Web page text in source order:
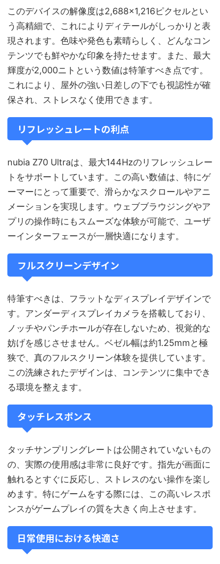
このデバイスの解像度は2,688×1,216ピクセルとい
う高精細で、これによりディテールがしっかりと表
現されます。色味や発色も素晴らしく、どんなコン
テンツでも鮮やかな印象を持たせます。また、最大
輝度が2,000ニトという数値は特筆すべき点です。
これにより、屋外の強い日差しの下でも視認性が確
保され、ストレスなく使用できます。
リフレッシュレートの利点
nubia Z70 Ultraは、最大144Hzのリフレッシュレー
トをサポートしています。この高い数値は、特にゲ
ーマーにとって重要で、滑らかなスクロールやアニ
メーションを実現します。ウェブブラウジングやア
プリの操作時にもスムーズな体験が可能で、ユーザ
ーインターフェースが一層快適になります。
フルスクリーンデザイン
特筆すべきは、フラットなディスプレイデザインで
す。アンダーディスプレイカメラを搭載しており、
ノッチやパンチホールが存在しないため、視覚的な
妨げを感じさせません。ベゼル幅は約1.25mmと極
狭で、真のフルスクリーン体験を提供しています。
この洗練されたデザインは、コンテンツに集中でき
る環境を整えます。
タッチレスポンス
タッチサンプリングレートは公開されていないもの
の、実際の使用感は非常に良好です。指先が画面に
触れるとすぐに反応し、ストレスのない操作を楽し
めます。特にゲームをする際には、この高いレスポ
ンスがゲームプレイの質を大きく向上させます。
日常使用における快適さ